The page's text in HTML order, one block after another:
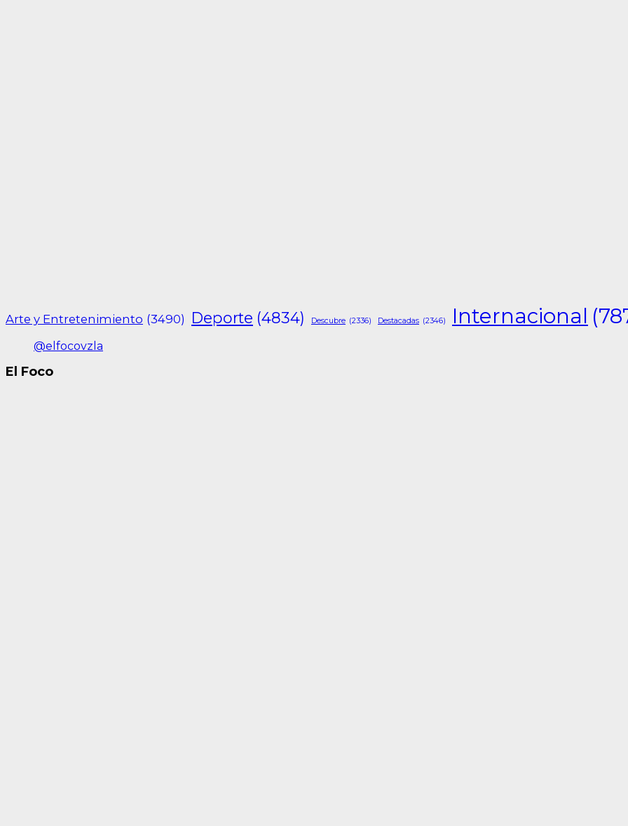
Arte y Entretenimiento (3490) Deporte (4834) Descubre (2336) Destacadas (2346) Internacional
@elfocovzla
El Foco